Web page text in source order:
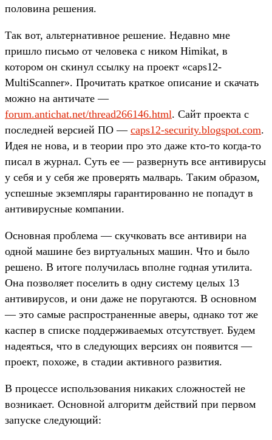
половина решения.
Так вот, альтернативное решение. Недавно мне
пришло письмо от человека с ником Himikat, в
котором он скинул ссылку на проект «caps12-
MultiScanner». Прочитать краткое описание и скачать
можно на античате —
forum.antichat.net/thread266146.html. Сайт проекта с
последней версией ПО — caps12-security.blogspot.com.
Идея не нова, и в теории про это даже кто-то когда-то
писал в журнал. Суть ее — развернуть все антивирусы
у себя и у себя же проверять малварь. Таким образом,
успешные экземпляры гарантированно не попадут в
антивирусные компании.
Основная проблема — скучковать все антивири на
одной машине без виртуальных машин. Что и было
решено. В итоге получилась вполне годная утилита.
Она позволяет поселить в одну систему целых 13
антивирусов, и они даже не поругаются. В основном
— это самые распространенные аверы, однако тот же
каспер в списке поддерживаемых отсутствует. Будем
надеяться, что в следующих версиях он появится —
проект, похоже, в стадии активного развития.
В процессе использования никаких сложностей не
возникает. Основной алгоритм действий при первом
запуске следующий: